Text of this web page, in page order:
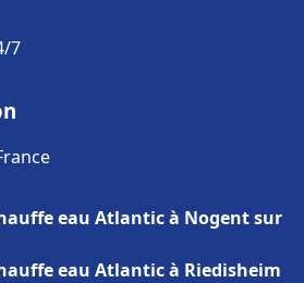
7
eau Atlantic à Nogent sur
eau Atlantic à Riedisheim